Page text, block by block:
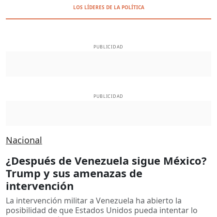
LOS LÍDERES DE LA POLÍTICA
PUBLICIDAD
PUBLICIDAD
Nacional
​​¿Después de Venezuela sigue México?
Trump y sus amenazas de
intervención
La intervención militar a Venezuela ha abierto la
posibilidad de que Estados Unidos pueda intentar lo